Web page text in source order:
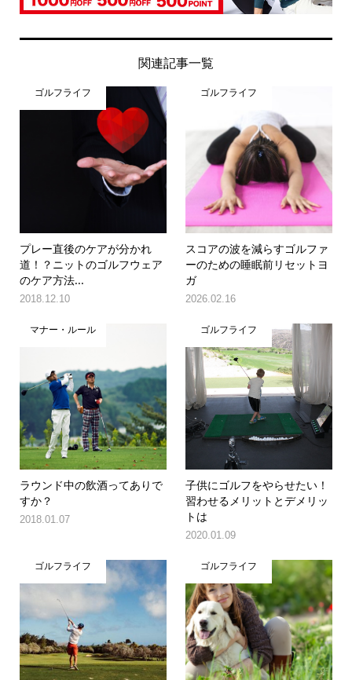
関連記事一覧
ゴルフライフ
プレー直後のケアが分かれ
道！？ニットのゴルフウェア
のケア方法...
2018.12.10
ゴルフライフ
スコアの波を減らすゴルファ
ーのための睡眠前リセットヨ
ガ
2026.02.16
マナー・ルール
ラウンド中の飲酒ってありで
すか？
2018.01.07
ゴルフライフ
子供にゴルフをやらせたい！
習わせるメリットとデメリッ
トは
2020.01.09
ゴルフライフ ゴルフライフ